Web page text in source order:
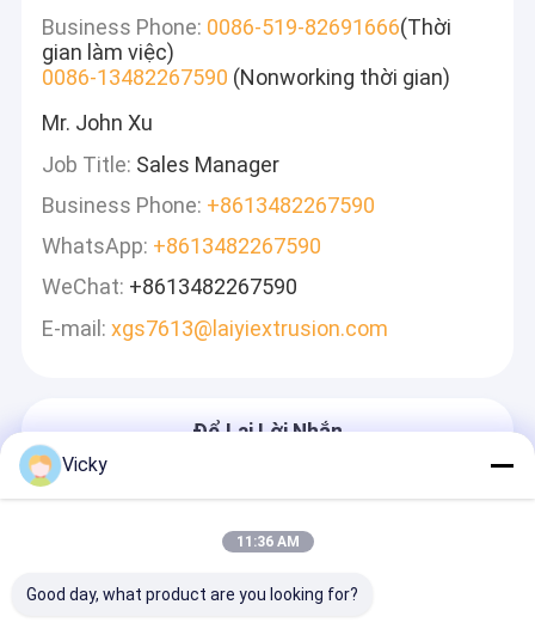
Business Phone: 0086-519-82691666(Thời
gian làm việc)
0086-13482267590 (Nonworking thời gian)
Mr. John Xu
Job Title: Sales Manager
Business Phone: +8613482267590
WhatsApp: +8613482267590
WeChat: +8613482267590
E-mail: xgs7613@laiyiextrusion.com
Để Lại Lời Nhắn
Vicky
11:36 AM
Good day, what product are you looking for?